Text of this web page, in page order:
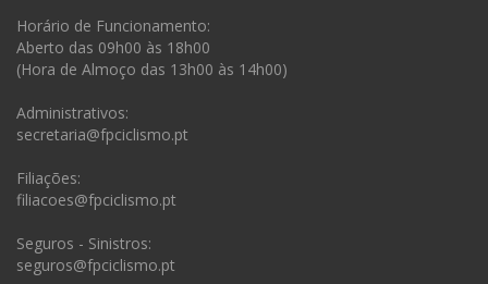
Horário de Funcionamento:
Aberto das 09h00 às 18h00
(Hora de Almoço das 13h00 às 14h00)
Administrativos:
secretaria@fpciclismo.pt
Filiações:
filiacoes@fpciclismo.pt
Seguros - Sinistros:
seguros@fpciclismo.pt